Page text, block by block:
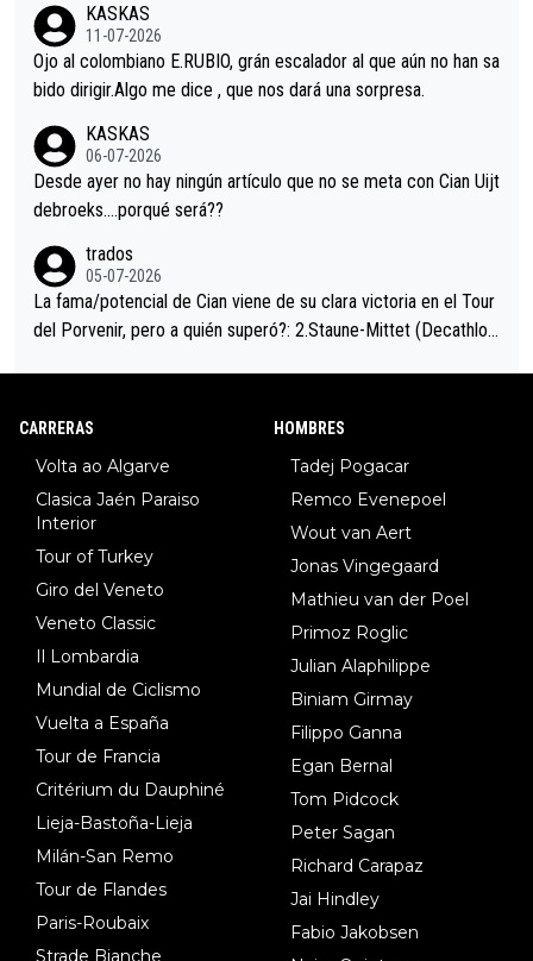
i sin pedalear, luego está el saludo con Evenepoel dándose la
mano de una manera muy fraternal, más allá de los típicos toqu
es en el hombro con que saludaba a Vingegard. Ahí hubo una in
eta, a ver si por querer poner a Del Toro con calzador en posi
ción de podio UAE y Pojacar se van complicar el tour.
KASKAS
11-07-2026
Ojo al colombiano E.RUBIO, grán escalador al que aún no han sa
bido dirigir.Algo me dice , que nos dará una sorpresa.
KASKAS
06-07-2026
Desde ayer no hay ningún artículo que no se meta con Cian Uijt
debroeks….porqué será??
trados
05-07-2026
La fama/potencial de Cian viene de su clara victoria en el Tour
del Porvenir, pero a quién superó?: 2.Staune-Mittet (Decathlon,
CARRERAS
Volta ao Algarve
Clasica Jaén Paraiso
Interior
Tour of Turkey
Giro del Veneto
Veneto Classic
Il Lombardia
Mundial de Ciclismo
Vuelta a España
Tour de Francia
Critérium du Dauphiné
Lieja-Bastoña-Lieja
Milán-San Remo
Tour de Flandes
Paris-Roubaix
Strade Bianche
HOMBRES
Tadej Pogacar
Remco Evenepoel
Wout van Aert
Jonas Vingegaard
Mathieu van der Poel
Primoz Roglic
Julian Alaphilippe
Biniam Girmay
Filippo Ganna
Egan Bernal
Tom Pidcock
Peter Sagan
Richard Carapaz
Jai Hindley
Fabio Jakobsen